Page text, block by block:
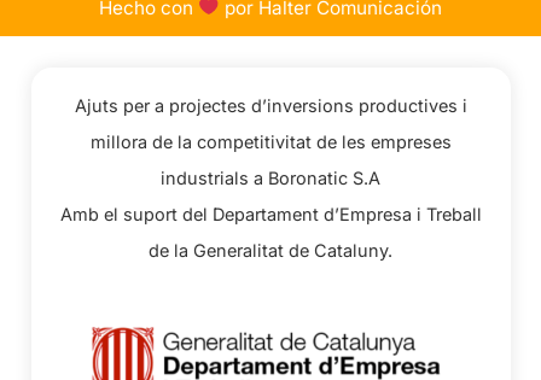
Hecho con por Halter Comunicación
Ajuts per a projectes d’inversions productives i
millora de la competitivitat de les empreses
industrials a Boronatic S.A
Amb el suport del Departament d’Empresa i Treball
de la Generalitat de Cataluny.